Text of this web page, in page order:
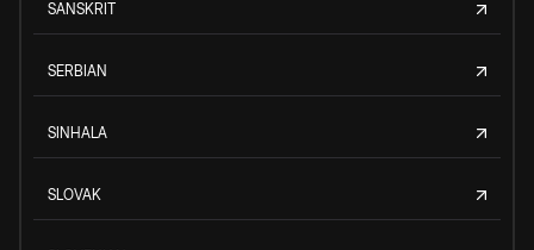
SANSKRIT
SERBIAN
SINHALA
SLOVAK